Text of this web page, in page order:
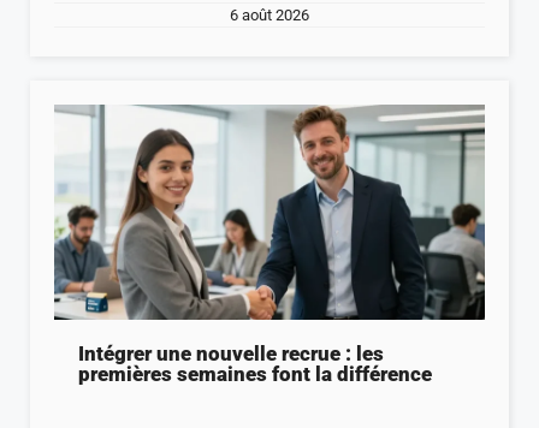
6 août 2026
Intégrer une nouvelle recrue : les
premières semaines font la différence